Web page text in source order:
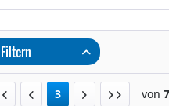
Filtern
3 von 7